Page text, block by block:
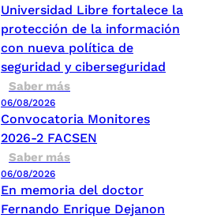
Universidad Libre fortalece la
protección de la información
con nueva política de
seguridad y ciberseguridad
Saber más
06/08/2026
Convocatoria Monitores
2026-2 FACSEN
Saber más
06/08/2026
En memoria del doctor
Fernando Enrique Dejanon